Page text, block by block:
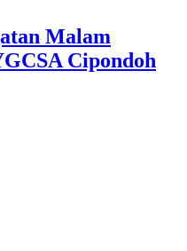
Malam
Cipondoh